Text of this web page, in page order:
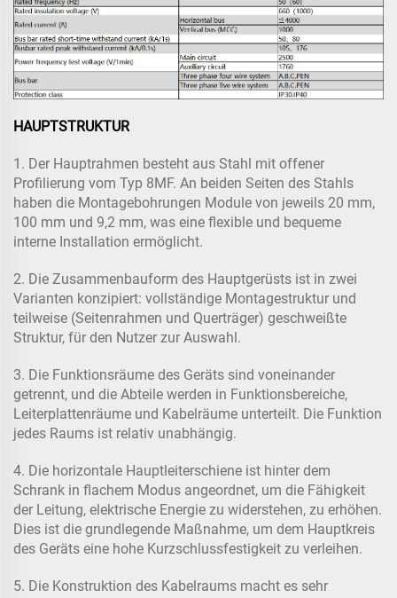
HAUPTSTRUKTUR
1. Der Hauptrahmen besteht aus Stahl mit offener
Profilierung vom Typ 8MF. An beiden Seiten des Stahls
haben die Montagebohrungen Module von jeweils 20 mm,
100 mm und 9,2 mm, was eine flexible und bequeme
interne Installation ermöglicht.
2. Die Zusammenbauform des Hauptgerüsts ist in zwei
Varianten konzipiert: vollständige Montagestruktur und
teilweise (Seitenrahmen und Querträger) geschweißte
Struktur, für den Nutzer zur Auswahl.
3. Die Funktionsräume des Geräts sind voneinander
getrennt, und die Abteile werden in Funktionsbereiche,
Leiterplattenräume und Kabelräume unterteilt. Die Funktion
jedes Raums ist relativ unabhängig.
4. Die horizontale Hauptleiterschiene ist hinter dem
Schrank in flachem Modus angeordnet, um die Fähigkeit
der Leitung, elektrische Energie zu widerstehen, zu erhöhen.
Dies ist die grundlegende Maßnahme, um dem Hauptkreis
des Geräts eine hohe Kurzschlussfestigkeit zu verleihen.
5. Die Konstruktion des Kabelraums macht es sehr